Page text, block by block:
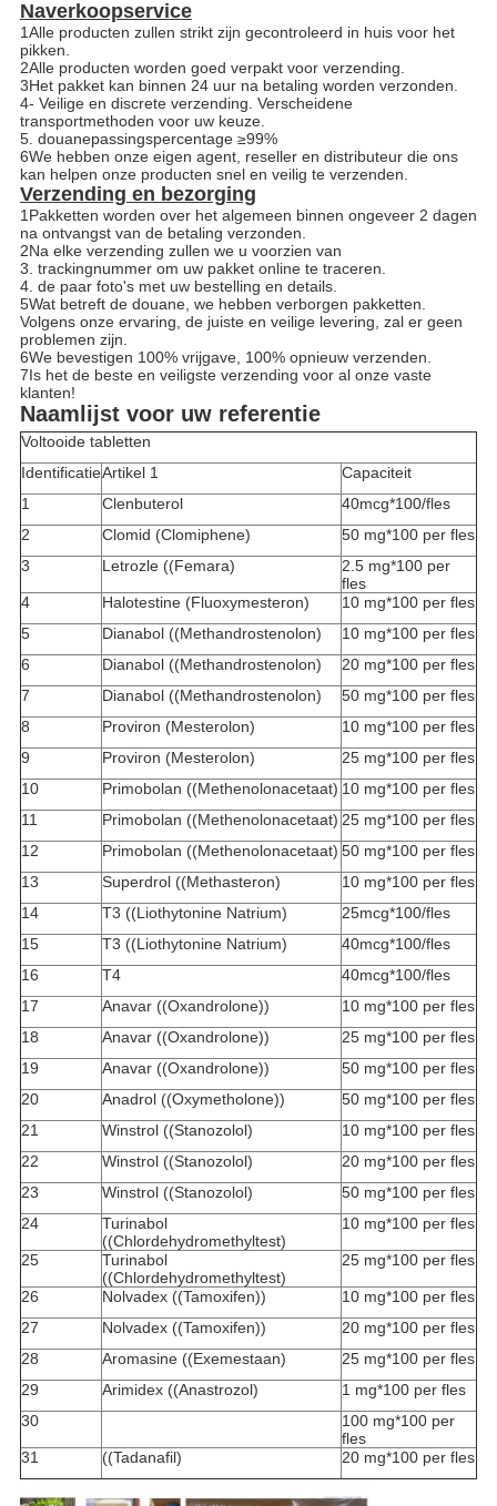
Naverkoopservice
1Alle producten zullen strikt zijn gecontroleerd in huis voor het
pikken.
2Alle producten worden goed verpakt voor verzending.
3Het pakket kan binnen 24 uur na betaling worden verzonden.
4- Veilige en discrete verzending. Verscheidene
transportmethoden voor uw keuze.
5. douanepassingspercentage ≥99%
6We hebben onze eigen agent, reseller en distributeur die ons
kan helpen onze producten snel en veilig te verzenden.
Verzending en bezorging
1Pakketten worden over het algemeen binnen ongeveer 2 dagen
na ontvangst van de betaling verzonden.
2Na elke verzending zullen we u voorzien van
3. trackingnummer om uw pakket online te traceren.
4. de paar foto's met uw bestelling en details.
5Wat betreft de douane, we hebben verborgen pakketten.
Volgens onze ervaring, de juiste en veilige levering, zal er geen
problemen zijn.
6We bevestigen 100% vrijgave, 100% opnieuw verzenden.
7Is het de beste en veiligste verzending voor al onze vaste
klanten!
Naamlijst voor uw referentie
Voltooide tabletten
IdentificatieArtikel 1
Capaciteit
1
Clenbuterol
40mcg*100/fles
2
Clomid (Clomiphene)
50 mg*100 per fles
3
Letrozle ((Femara)
2.5 mg*100 per
fles
4
Halotestine (Fluoxymesteron)
10 mg*100 per fles
5
Dianabol ((Methandrostenolon)
10 mg*100 per fles
6
Dianabol ((Methandrostenolon)
20 mg*100 per fles
7
Dianabol ((Methandrostenolon)
50 mg*100 per fles
8
Proviron (Mesterolon)
10 mg*100 per fles
9
Proviron (Mesterolon)
25 mg*100 per fles
10
Primobolan ((Methenolonacetaat) 10 mg*100 per fles
11
Primobolan ((Methenolonacetaat) 25 mg*100 per fles
12
Primobolan ((Methenolonacetaat) 50 mg*100 per fles
13
Superdrol ((Methasteron)
10 mg*100 per fles
14
T3 ((Liothytonine Natrium)
25mcg*100/fles
15
T3 ((Liothytonine Natrium)
40mcg*100/fles
16
T4
40mcg*100/fles
17
Anavar ((Oxandrolone))
10 mg*100 per fles
18
Anavar ((Oxandrolone))
25 mg*100 per fles
19
Anavar ((Oxandrolone))
50 mg*100 per fles
20
Anadrol ((Oxymetholone))
50 mg*100 per fles
21
Winstrol ((Stanozolol)
10 mg*100 per fles
22
Winstrol ((Stanozolol)
20 mg*100 per fles
23
Winstrol ((Stanozolol)
50 mg*100 per fles
24
Turinabol
((Chlordehydromethyltest)
10 mg*100 per fles
25
Turinabol
((Chlordehydromethyltest)
25 mg*100 per fles
26 Nolvadex ((Tamoxifen))
10 mg*100 per fles
27
Nolvadex ((Tamoxifen))
20 mg*100 per fles
28
Aromasine ((Exemestaan)
25 mg*100 per fles
29
Arimidex ((Anastrozol)
1 mg*100 per fles
30
100 mg*100 per
fles
31
((Tadanafil) 20 mg*100 per fles